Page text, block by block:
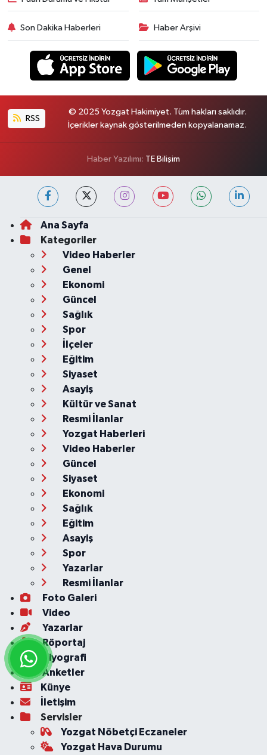
Son Dakika Haberleri Haber Arşivi
RSS
© 2025 Yozgat Hakimiyet. Tüm hakları saklıdır.
İçerikler kaynak gösterilmeden kopyalanamaz.
Haber Yazılımı: TE Bilişim
Ana Sayfa
Kategoriler
Video Haberler
Genel
Ekonomi
Güncel
Sağlık
Spor
İlçeler
Eğitim
Siyaset
Asayiş
Kültür ve Sanat
Resmi İlanlar
Yozgat Haberleri
Video Haberler
Güncel
Siyaset
Ekonomi
Sağlık
Eğitim
Asayiş
Spor
Yazarlar
Resmi İlanlar
Foto Galeri
Video
Yazarlar
Röportaj
Biyografi
Anketler
Künye
İletişim
Servisler
Yozgat Nöbetçi Eczaneler
Yozgat Hava Durumu